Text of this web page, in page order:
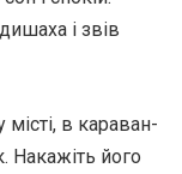
і звів
в караван-
Накажіть його